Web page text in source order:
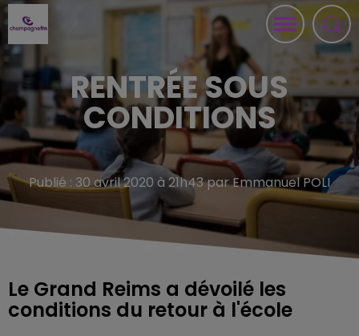
RENTRÉE SOUS
CONDITIONS
Publié : 30 avril 2020 à 21h43 par Emmanuel POLI
Le Grand Reims a dévoilé les
conditions du retour à l'école